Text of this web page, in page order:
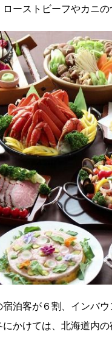
つくる、
ガジン
パートナー
問い合わせ 利用規約
シー
ーストビーフやカニの
泊客が６割、インバ
かけては、北海道内の